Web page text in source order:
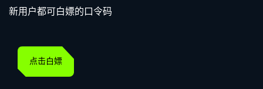
新用户都可白嫖的口令码
点击白嫖